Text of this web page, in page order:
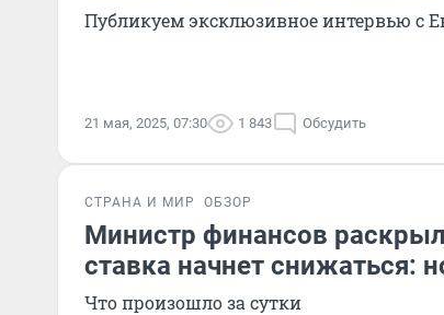
Публикуем эксклюзивное интервью с
21 мая, 2025, 07:30 1 843 Обсудить
СТРАНА И МИР ОБЗОР
Министр финансов
ставка начнет снижаться:
Что произошло за сутки